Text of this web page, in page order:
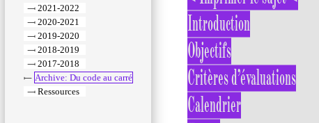
2021-2022
2020-2021
2019-2020
2018-2019
2017-2018
⟝ Archive: Du code au carré
Ressources